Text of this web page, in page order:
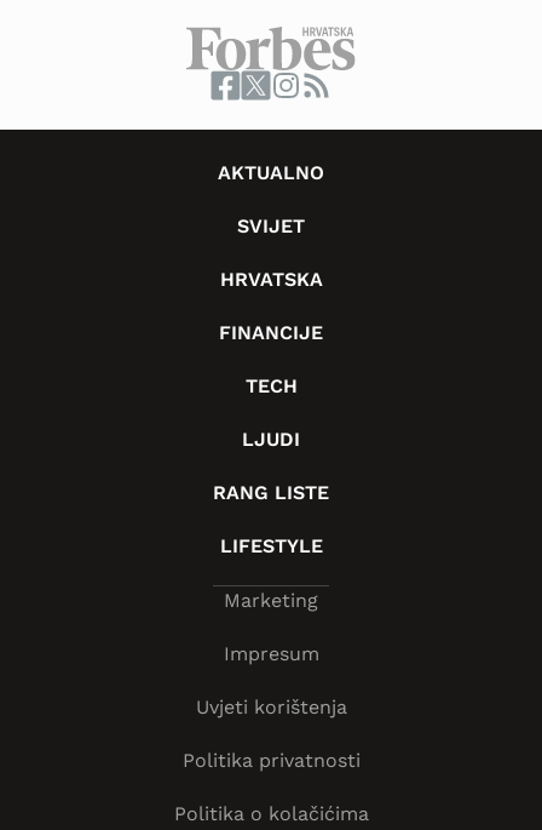
AKTUALNO
SVIJET
HRVATSKA
FINANCIJE
TECH
LJUDI
RANG LISTE
LIFESTYLE
Marketing
Impresum
Uvjeti korištenja
Politika privatnosti
Politika o kolačićima